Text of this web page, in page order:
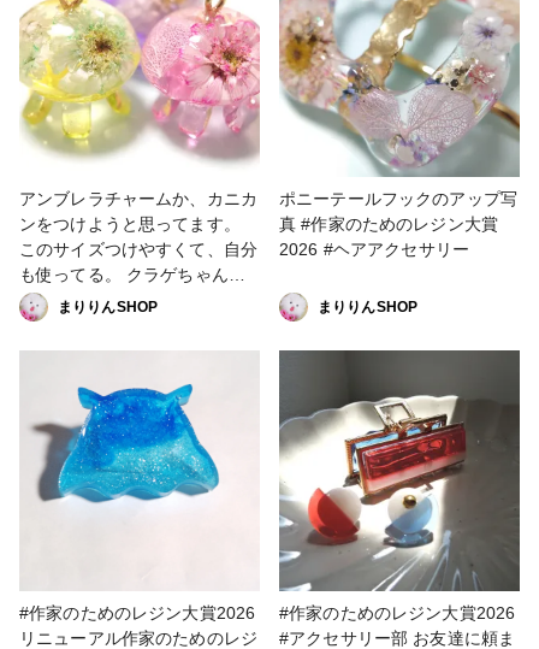
アンブレラチャームか、カニカ
ンをつけようと思ってます。
このサイズつけやすくて、自分
も使ってる。 クラゲちゃんで
す。 お花とToyカラーを合わせ
てみたら合う～。 #作家のため
のレジン大賞2026 #キーホル
まりりんSHOP
ポニーテールフックのアップ写
真 #作家のためのレジン大賞
2026 #ヘアアクセサリー
まりりんSHOP
#作家のためのレジン大賞2026
リニューアル作家のためのレジ
#作家のためのレジン大賞2026
#アクセサリー部 お友達に頼ま